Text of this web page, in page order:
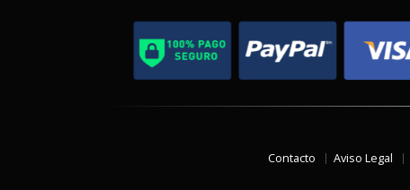
Contacto Aviso Legal